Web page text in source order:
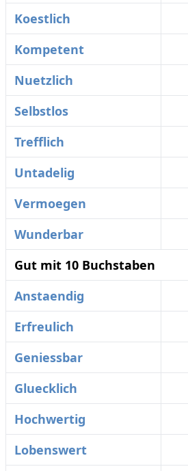
Koestlich
Kompetent
Nuetzlich
Selbstlos
Trefflich
Untadelig
Vermoegen
Wunderbar
Gut mit 10 Buchstaben
Anstaendig
Erfreulich
Geniessbar
Gluecklich
Hochwertig
Lobenswert